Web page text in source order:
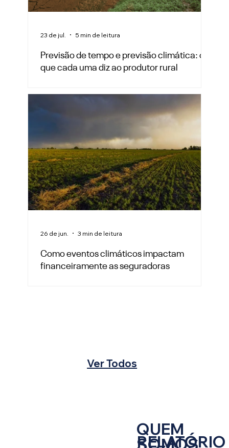
Previsão de tempo e previsão climática: o
que cada uma diz ao produtor rural
23 de jul. 5 min de leitura
Como eventos climáticos impactam
financeiramente as seguradoras
26 de jun. 3 min de leitura
Ver Todos
QUEM
RELATÓRIO